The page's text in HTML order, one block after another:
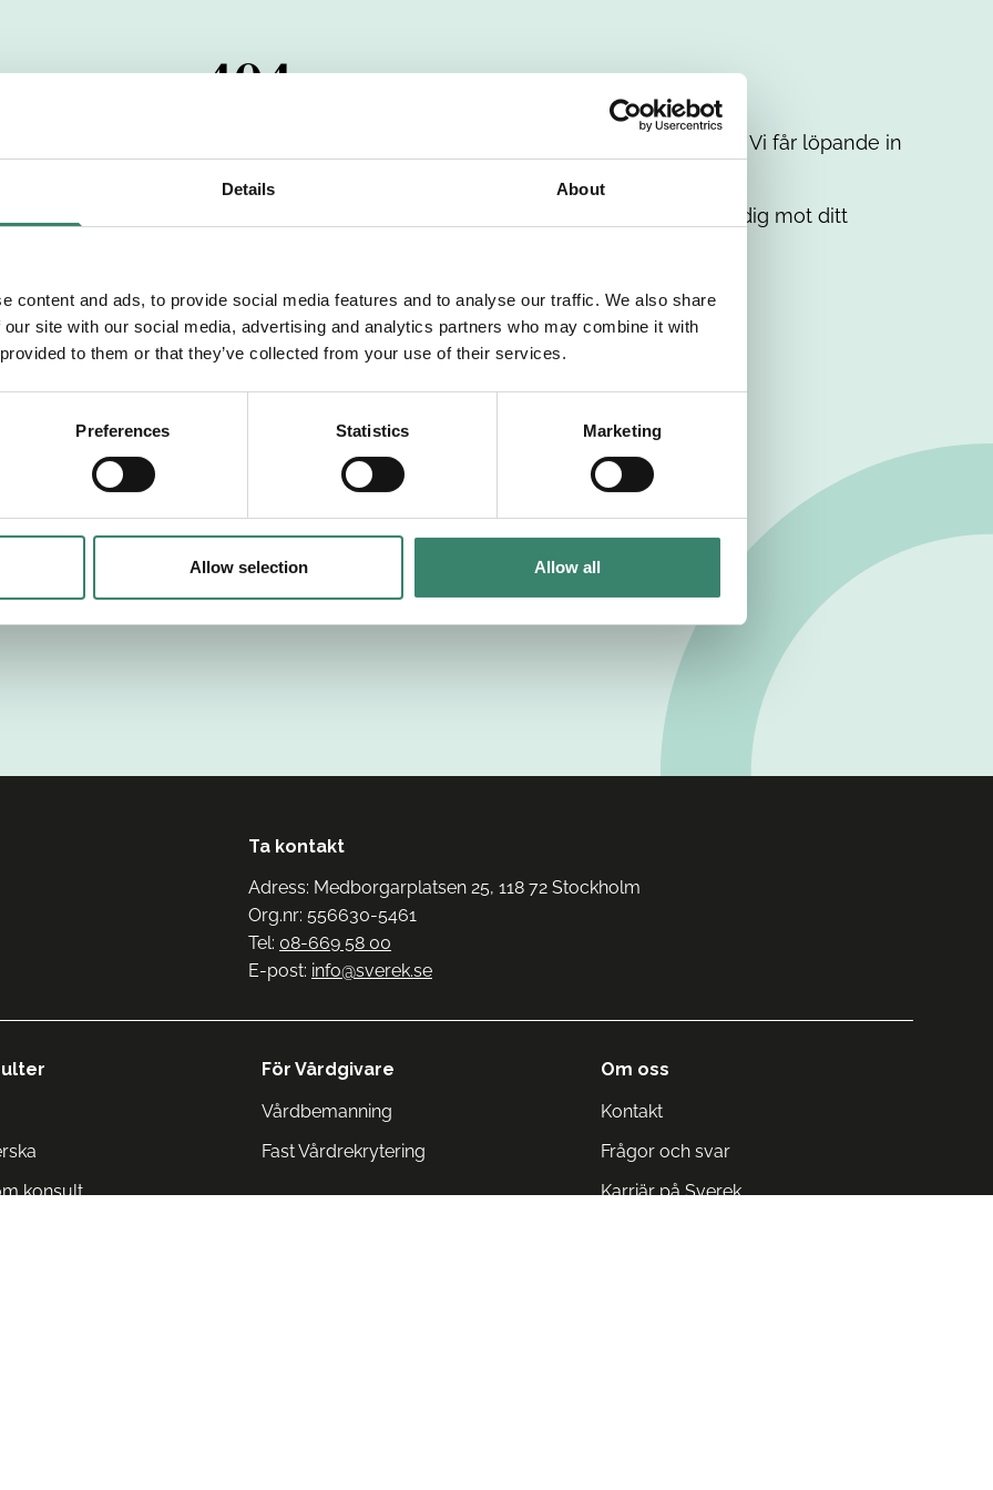
Details About
content and ads, to provide social media features and to analyse our traffic. We also share
site with our social media, advertising and analytics partners who may combine it with
to them or that they’ve collected from your use of their services.
Preferences Statistics Marketing
Allow selection Allow all
404
har passerats. Vi uppskattar verkligen ditt intresse. Misströsta inte. Vi får löpande in
dig med mer information om våra aktuella uppdrag. Tillsammans matchar vi dig mot ditt
Tillbaka till Sverek
Ta kontakt
Adress: Medborgarplatsen 25, 118 72 Stockholm
Org.nr: 556630-5461
Tel: 08-669 58 00
E-post: info@sverek.se
konsult
För Vårdgivare
Vårdbemanning
Fast Vårdrekrytering
Om oss
Kontakt
Frågor och svar
Karriär på Sverek